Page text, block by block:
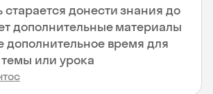
старается донести знания до
дополнительные материалы
дополнительное время для
или урока